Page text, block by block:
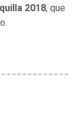
2018, que